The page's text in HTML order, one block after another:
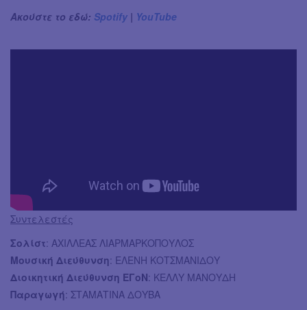
Ακούστε το εδώ: Spotify | YouTube
Συντελεστές
Σολίστ: ΑΧΙΛΛΕΑΣ ΛΙΑΡΜΑΡΚΟΠΟΥΛΟΣ
Μουσική Διεύθυνση: ΕΛΕΝΗ ΚΟΤΣΜΑΝΙΔΟΥ
Διοικητική Διεύθυνση ΕΓοΝ: ΚΕΛΛΥ ΜΑΝΟΥΔΗ
Παραγωγή: ΣΤΑΜΑΤΙΝΑ ΔΟΥΒΑ